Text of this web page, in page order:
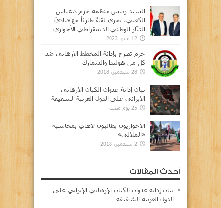
السيد رئيس منظمة حزم د.عباس
الكعبي، يجري لقاءً طارئاً مع قياديّ
التيّار الوطني الديمقراطي الأحوازي
12 مايو، 2023
حزم تصرح بإدانة المخطط الإرهابي ضد
كل من هولندا والدنمارك
28 سبتمبر، 2018
بيان إدانة عدوان الكيان الإرهابي
الإيراني على الدول العربية الشقيقة
25 يوم مضت
الأحوازيون يطالبون لاهاي بمحاسبة
«الملالي»
2 سبتمبر، 2018
أحدث المقالات
بيان إدانة عدوان الكيان الإرهابي الإيراني على
الدول العربية الشقيقة